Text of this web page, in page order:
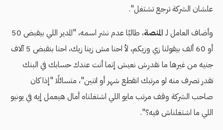
علشان الشركة ترجع تشتغل".
وأضاف العامل لـ المنصة
، طالبًا عدم نشر اسمه، "المدير اللي بيقبض 50
أو 60 ألف بيقولنا زي وزيكم، لأ احنا مش زينا زيك، احنا بنقبض 5 آلاف
جنيه من غيرها ما نقدرش نعيش إنما أنت عندك حسابك في البنك
تقدر تصرف منه لو مرتبك انقطع شهر أو اتنين"، متسائلًا "إذا كان
صاحب الشركة وقف مرتب مايو اللي اشتغلناه أمال هيعمل إيه في يونيو
اللي ما اشتغلناش فيه؟".